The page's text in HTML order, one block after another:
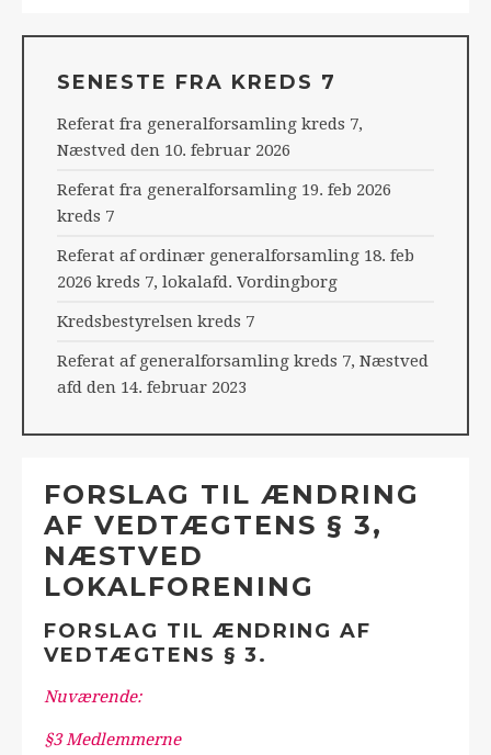
SENESTE FRA KREDS 7
Referat fra generalforsamling kreds 7,
Næstved den 10. februar 2026
Referat fra generalforsamling 19. feb 2026
kreds 7
Referat af ordinær generalforsamling 18. feb
2026 kreds 7, lokalafd. Vordingborg
Kredsbestyrelsen kreds 7
Referat af generalforsamling kreds 7, Næstved
afd den 14. februar 2023
FORSLAG TIL ÆNDRING
AF VEDTÆGTENS § 3,
NÆSTVED
LOKALFORENING
FORSLAG TIL ÆNDRING AF
VEDTÆGTENS § 3.
Nuværende:
§3 Medlemmerne